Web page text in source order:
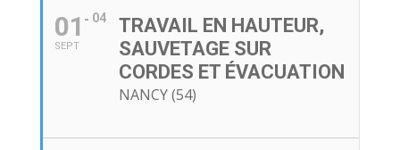
01
SEPT
04
TRAVAIL EN HAUTEUR,
SAUVETAGE SUR
CORDES ET ÉVACUATION
NANCY (54)